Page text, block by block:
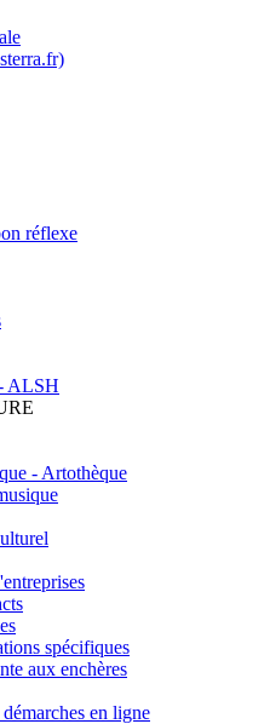
réflexe
ALSH
- Artothèque
spécifiques
aux enchères
en ligne